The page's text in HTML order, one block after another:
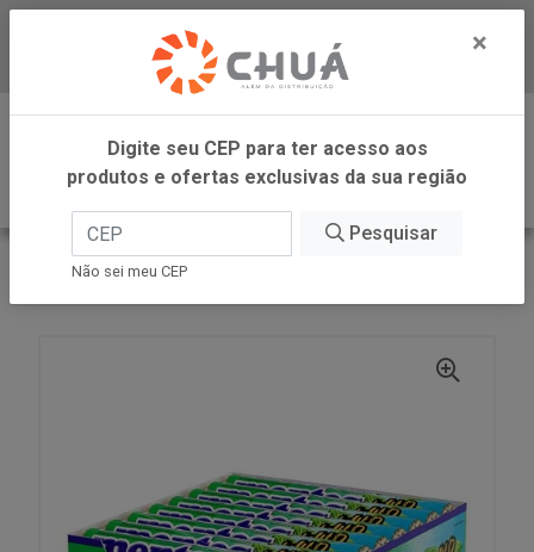
Baixe já nosso APP
0
INÍCIO
PERFETTI
×
Digite seu CEP para ter acesso aos
produtos e ofertas exclusivas da sua região
Pesquisar
Não sei meu CEP